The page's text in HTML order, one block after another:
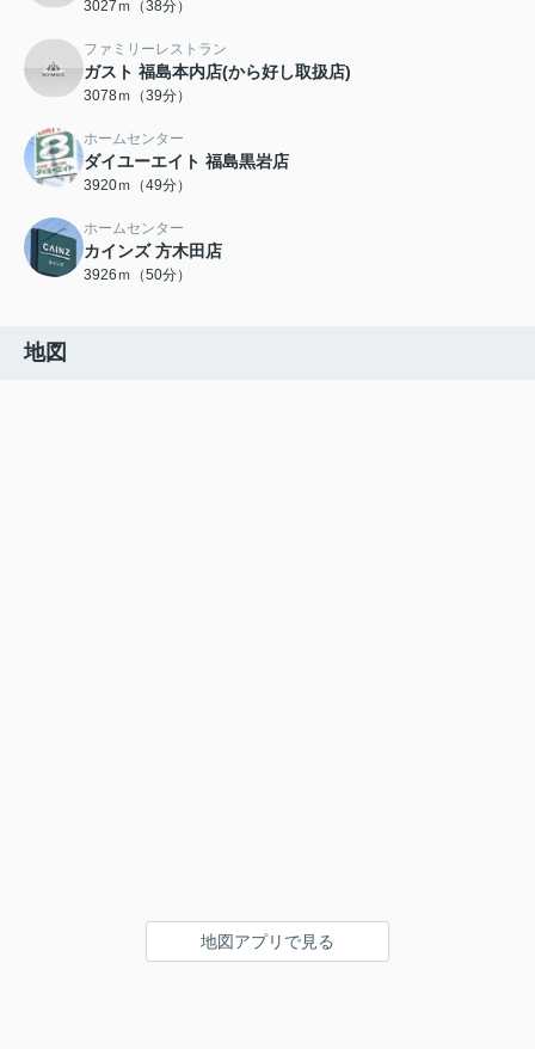
3027ｍ（38分）
ファミリーレストラン
ガスト 福島本内店(から好し取扱店)
3078ｍ（39分）
ホームセンター
ダイユーエイト 福島黒岩店
3920ｍ（49分）
ホームセンター
カインズ 方木田店
3926ｍ（50分）
地図
地図アプリで見る